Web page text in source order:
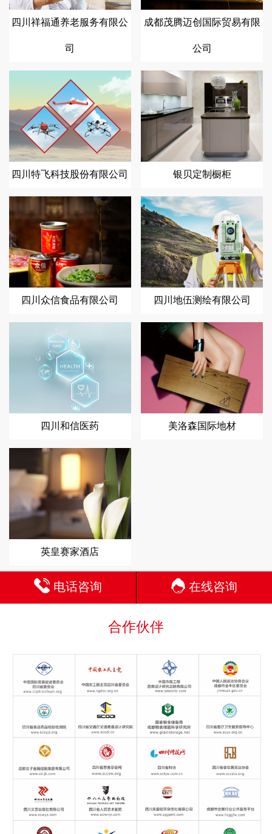
四川祥福通养老服务有限公
司
成都茂腾迈创国际贸易有限
公司
四川特飞科技股份有限公司 银贝定制橱柜
四川众信食品有限公司 四川地伍测绘有限公司
四川和信医药 美洛森国际地材
英皇赛家酒店
电话咨询 在线咨询
合作伙伴